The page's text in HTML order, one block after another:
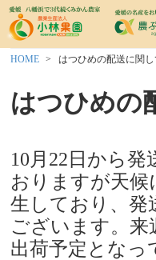
HOME はつひめの配送に関し
はつひめの
10月22日から
おりますが天候
生しており、発
ございます。来
出荷予定となっ